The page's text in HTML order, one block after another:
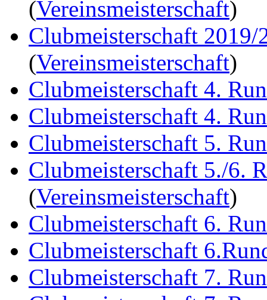
(Vereinsmeisterschaft)
Clubmeisterschaft 2019/
(Vereinsmeisterschaft)
Clubmeisterschaft 4.
Clubmeisterschaft 4.
Clubmeisterschaft 5.
Clubmeisterschaft 5./6.
(Vereinsmeisterschaft)
Clubmeisterschaft 6.
Clubmeisterschaft
Clubmeisterschaft 7.